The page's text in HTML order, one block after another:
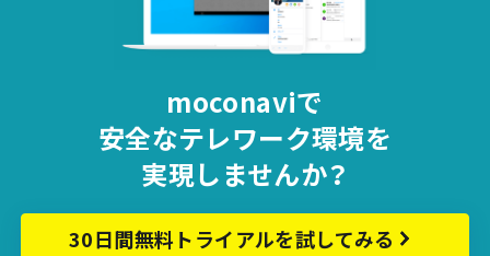
moconaviで
安全なテレワーク環境を
実現しませんか？
30日間無料トライアルを試してみる